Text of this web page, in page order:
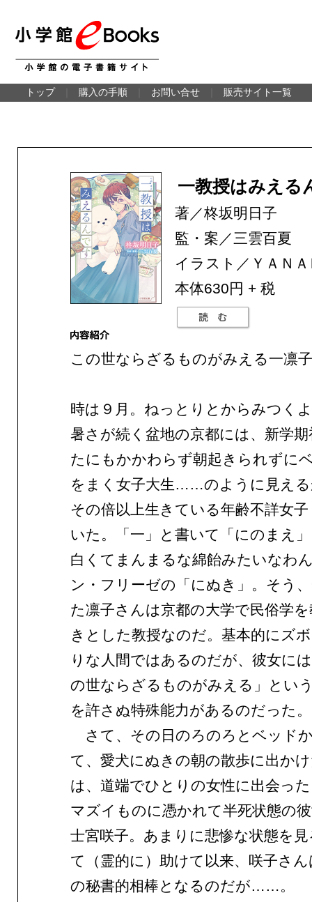
トップ 購入の手順 お問い合せ 販売サイト一覧
一教授はみえる
著／柊坂明日子
監・案／三雲百夏
イラスト／ＹＡＮ
本体630円 + 税
この世ならざるものがみえる一凛
時は９月。ねっとりとからみつく
暑さが続く盆地の京都には、新学
たにもかかわらず朝起きられずに
をまく女子大生……のように見え
その倍以上生きている年齢不詳女
いた。「一」と書いて「にのまえ
白くてまんまるな綿飴みたいなわ
ン・フリーゼの「にぬき」。そう
た凛子さんは京都の大学で民俗学
きとした教授なのだ。基本的にズ
りな人間ではあるのだが、彼女に
の世ならざるものがみえる」とい
を許さぬ特殊能力があるのだった。
さて、その日のろのろとベッド
て、愛犬にぬきの朝の散歩に出か
は、道端でひとりの女性に出会っ
マズイものに憑かれて半死状態の
士宮咲子。あまりに悲惨な状態を
て（霊的に）助けて以来、咲子さ
の秘書的相棒となるのだが……。